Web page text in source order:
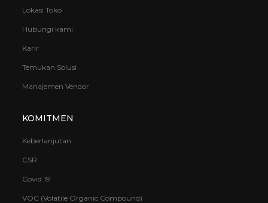
Lokasi Toko
Hubungi kami
Karir
Temukan Solusi
Manajemen Vendor
KOMITMEN
Keberlanjutan
CSR
Covid 19
VOC (Volatile Organic Compound)